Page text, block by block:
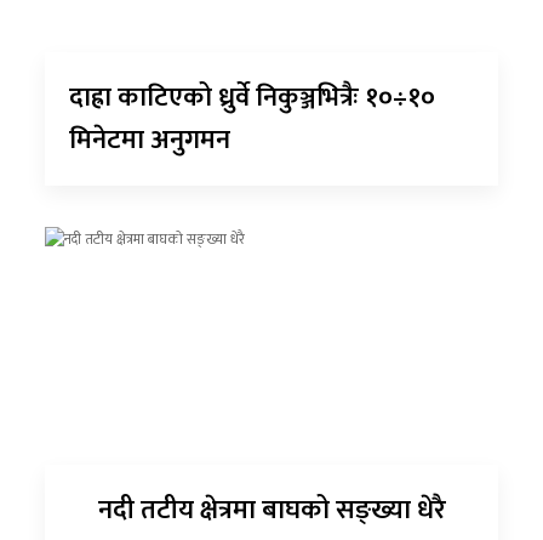
दाह्रा काटिएको ध्रुर्वे निकुञ्जभित्रैः १०÷१०
मिनेटमा अनुगमन
नदी तटीय क्षेत्रमा बाघको सङ्ख्या धेरै